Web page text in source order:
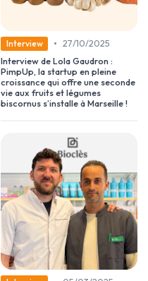
Interview • 27/10/2025
Interview de Lola Gaudron :
PimpUp, la startup en pleine
croissance qui offre une seconde
vie aux fruits et légumes
biscornus s’installe à Marseille !